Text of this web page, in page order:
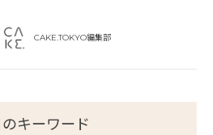
CAKE.TOKYO編集部
キーワード